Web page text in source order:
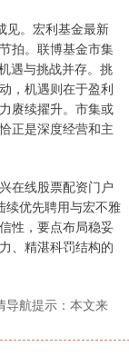
见。宏利基金最新
拍。联博基金市集
遇与挑战并存。挑
，机遇则在于盈利
赓续擢升。市集或
正是深度经营和主
在线股票配资门户
续优先聘用与宏不雅
性，要点布局稳妥
、精湛科罚结构的
导航提示：本文来